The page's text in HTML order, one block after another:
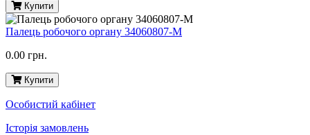
Купити
Палець робочого органу 34060807-M
0.00 грн.
Купити
Особистий кабінет
Історія замовлень